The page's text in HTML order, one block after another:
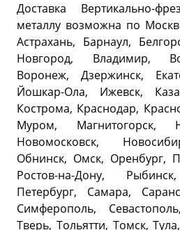
Доставка Вертикально-
металлу возможна по
Астрахань, Барнаул,
Новгород, Владимир,
Воронеж, Дзержинск,
Йошкар-Ола, Ижевск,
Кострома, Краснодар,
Муром, Магнитогорск,
Новомосковск,
Обнинск, Омск, Оренбург,
Ростов-на-Дону,
Петербург, Самара,
Симферополь,
Тверь, Тольятти, Томск,